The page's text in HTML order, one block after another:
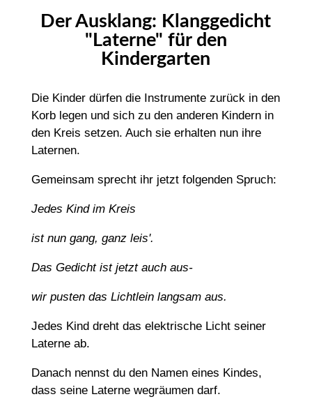
Der Ausklang: Klanggedicht
"Laterne" für den
Kindergarten
Die Kinder dürfen die Instrumente zurück in den
Korb legen und sich zu den anderen Kindern in
den Kreis setzen. Auch sie erhalten nun ihre
Laternen.
Gemeinsam sprecht ihr jetzt folgenden Spruch:
Jedes Kind im Kreis
ist nun gang, ganz leis'.
Das Gedicht ist jetzt auch aus-
wir pusten das Lichtlein langsam aus.
Jedes Kind dreht das elektrische Licht seiner
Laterne ab.
Danach nennst du den Namen eines Kindes,
dass seine Laterne wegräumen darf.